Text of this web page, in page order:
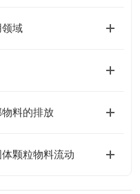
域
料的排放
颗粒物料流动